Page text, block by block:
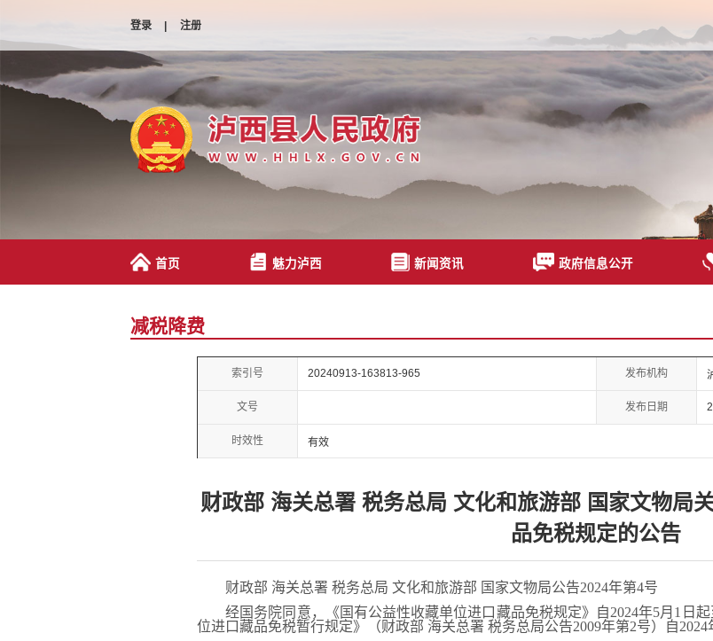
登录 | 注册
首页 魅力泸西 新闻资讯 政府信息公开
减税降费
索引号 20240913-163813-965 发布机构
文号 发布日期
时效性 有效
财政部 海关总署 税务总局 文化和旅游部 国家文物局
品免税规定的公告
财政部 海关总署 税务总局 文化和旅游部 国家文物局公告2024年第4号
经国务院同意，《国有公益性收藏单位进口藏品免税规定》自2024年5月1日
位进口藏品免税暂行规定》（财政部 海关总署 税务总局公告2009年第2号）自2024